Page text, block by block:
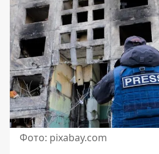
Фото: pixabay.com